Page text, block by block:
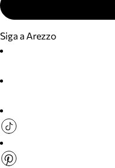
Siga a Arezzo